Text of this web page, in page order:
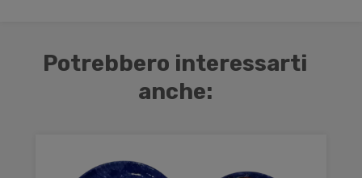
Potrebbero interessarti
anche: